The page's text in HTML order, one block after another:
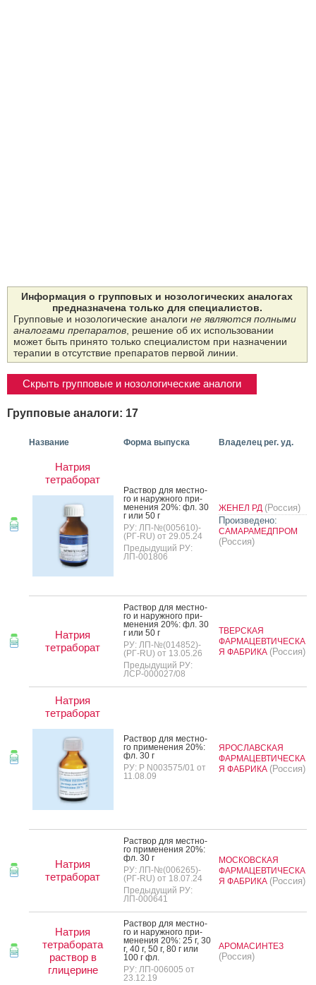
Информация о групповых и нозологических аналогах
предназначена только для специалистов.
Групповые и нозологические аналоги не являются полными
аналогами препаратов, решение об их использовании
может быть принято только специалистом при назначении
терапии в отсутствие препаратов первой линии.
Скрыть групповые и нозологические аналоги
Групповые аналоги: 17
Название Форма выпуска Владелец рег. уд.
Натрия
тетраборат
Рас­твор для мес­тно­
го и на­руж­но­го при­
мене­ния 20%: фл. 30
г или 50 г
РУ: ЛП-№(005610)-
(РГ-RU) от 29.05.24
Предыдущий РУ:
ЛП-001806
ЖЕНЕЛ РД (Россия)
Произведено:
САМАРАМЕДПРОМ
(Россия)
Натрия
тетраборат
Рас­твор для мес­тно­
го и на­руж­но­го при­
мене­ния 20%: фл. 30
г или 50 г
РУ: ЛП-№(014852)-
(РГ-RU) от 13.05.26
Предыдущий РУ:
ЛСР-000027/08
ТВЕРСКАЯ
ФАРМАЦЕВТИЧЕСКА
Я ФАБРИКА (Россия)
Натрия
тетраборат
Рас­твор для мес­тно­
го при­мене­ния 20%:
фл. 30 г
РУ: Р N003575/01 от
11.08.09
ЯРОСЛАВСКАЯ
ФАРМАЦЕВТИЧЕСКА
Я ФАБРИКА (Россия)
Натрия
тетраборат
Рас­твор для мес­тно­
го при­мене­ния 20%:
фл. 30 г
РУ: ЛП-№(006265)-
(РГ-RU) от 18.07.24
Предыдущий РУ:
ЛП-000641
МОСКОВСКАЯ
ФАРМАЦЕВТИЧЕСКА
Я ФАБРИКА (Россия)
Натрия
тетрабората
раствор в
глицерине
Рас­твор для мес­тно­
го и на­руж­но­го при­
мене­ния 20%: 25 г, 30
г, 40 г, 50 г, 80 г или
100 г фл.
РУ: ЛП-006005 от
23.12.19
АРОМАСИНТЕЗ
(Россия)